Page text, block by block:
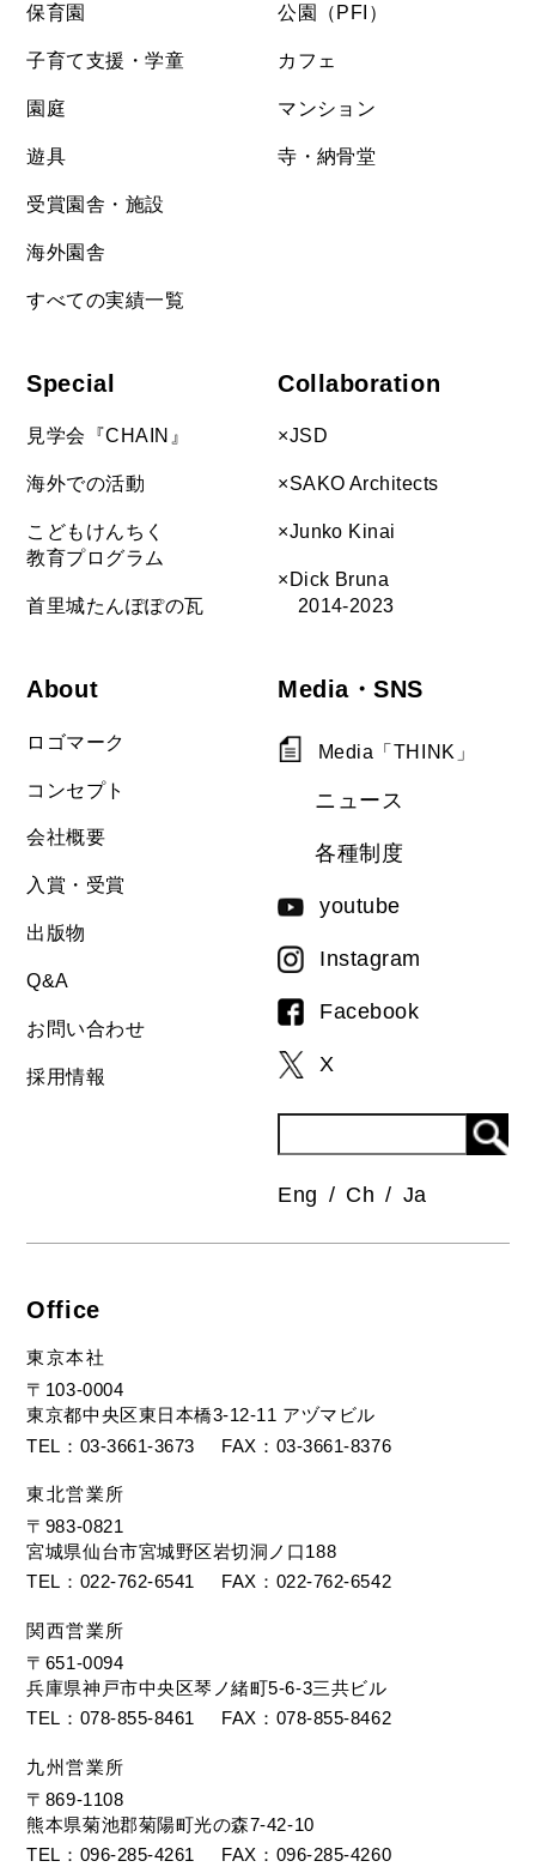
保育園
子育て支援・学童
園庭
遊具
受賞園舎・施設
海外園舎
すべての実績一覧
公園（PFI）
カフェ
マンション
寺・納骨堂
Special
見学会『CHAIN』
海外での活動
こどもけんちく
教育プログラム
首里城たんぽぽの瓦
Collaboration
×JSD
×SAKO Architects
×Junko Kinai
×Dick Bruna
2014-2023
About
ロゴマーク
コンセプト
会社概要
入賞・受賞
出版物
Q&A
お問い合わせ
採用情報
Media・SNS
Media「THINK」
ニュース
各種制度
youtube
Instagram
Facebook
X
Eng Ch Ja
Office
東京本社
〒103-0004
東京都中央区東日本橋3-12-11 アヅマビル
TEL
03-3661-3673 FAX 03-3661-8376
東北営業所
〒983-0821
宮城県仙台市宮城野区岩切洞ノ口188
TEL
022-762-6541 FAX 022-762-6542
関西営業所
〒651-0094
兵庫県神戸市中央区琴ノ緒町5-6-3三共ビル
TEL
078-855-8461 FAX 078-855-8462
九州営業所
〒869-1108
熊本県菊池郡菊陽町光の森7-42-10
TEL
096-285-4261 FAX 096-285-4260